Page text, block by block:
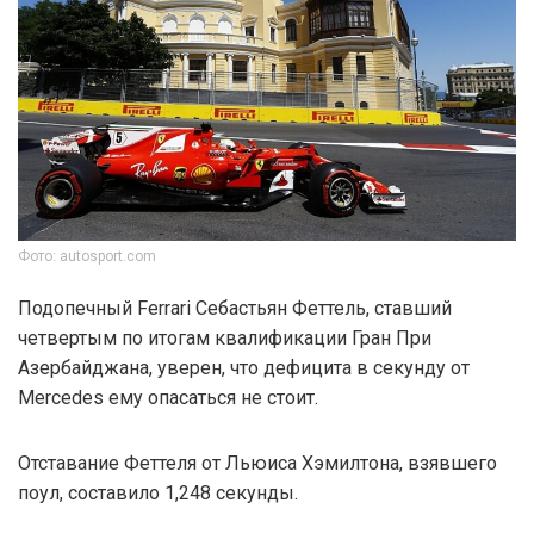
Фото: autosport.com
Подопечный Ferrari Себастьян Феттель, ставший
четвертым по итогам квалификации Гран При
Азербайджана, уверен, что дефицита в секунду от
Mercedes ему опасаться не стоит.
Отставание Феттеля от Льюиса Хэмилтона, взявшего
поул, составило 1,248 секунды.